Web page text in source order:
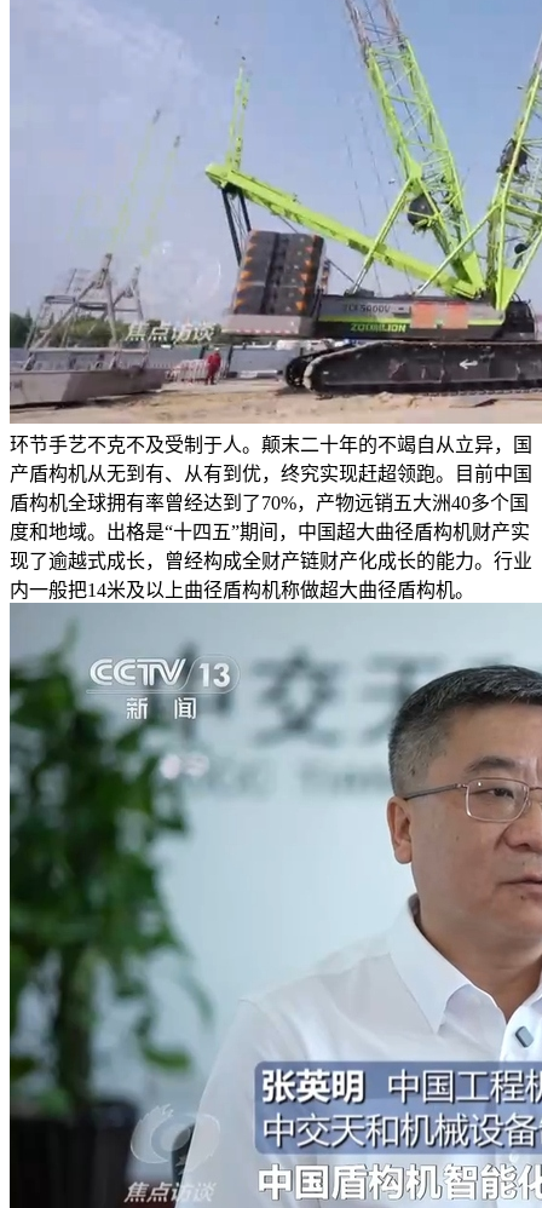
环节手艺不克不及受制于人。颠末二十年的不竭自从立异，国
产盾构机从无到有、从有到优，终究实现赶超领跑。目前中国
盾构机全球拥有率曾经达到了70%，产物远销五大洲40多个国
度和地域。出格是“十四五”期间，中国超大曲径盾构机财产实
现了逾越式成长，曾经构成全财产链财产化成长的能力。行业
内一般把14米及以上曲径盾构机称做超大曲径盾构机。